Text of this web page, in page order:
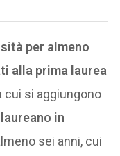
per almeno
alla prima laurea
cui si aggiungono
in
sei anni, cui